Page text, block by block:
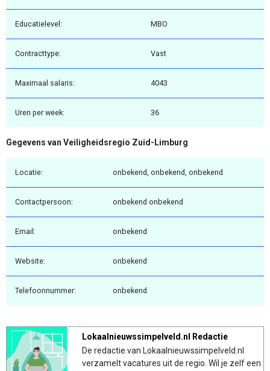
Educatielevel: MBO
Contracttype: Vast
Maximaal salaris: 4043
Uren per week: 36
Gegevens van Veiligheidsregio Zuid-Limburg
Locatie: onbekend, onbekend, onbekend
Contactpersoon: onbekend onbekend
Email: onbekend
Website: onbekend
Telefoonnummer: onbekend
Lokaalnieuwssimpelveld.nl Redactie
De redactie van Lokaalnieuwssimpelveld.nl
verzamelt vacatures uit de regio. Wil je zelf een